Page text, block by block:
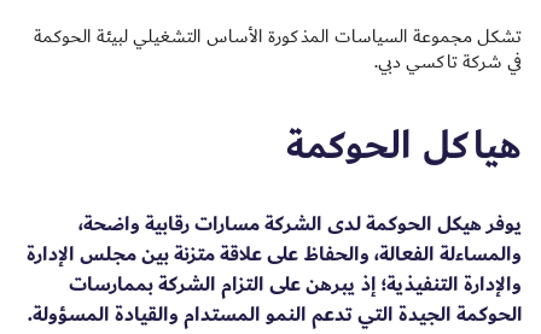
تشكل مجموعة السياسات المذكورة الأساس التشغيلي لبيئة الحوكمة
في شركة تاكسي دبي.
هياكل الحوكمة
يوفر هيكل الحوكمة لدى الشركة مسارات رقابية واضحة،
والمساءلة الفعالة، والحفاظ على علاقة متزنة بين مجلس الإدارة
والإدارة التنفيذية؛ إذ يبرهن على التزام الشركة بممارسات
الحوكمة الجيدة التي تدعم النمو المستدام والقيادة المسؤولة.